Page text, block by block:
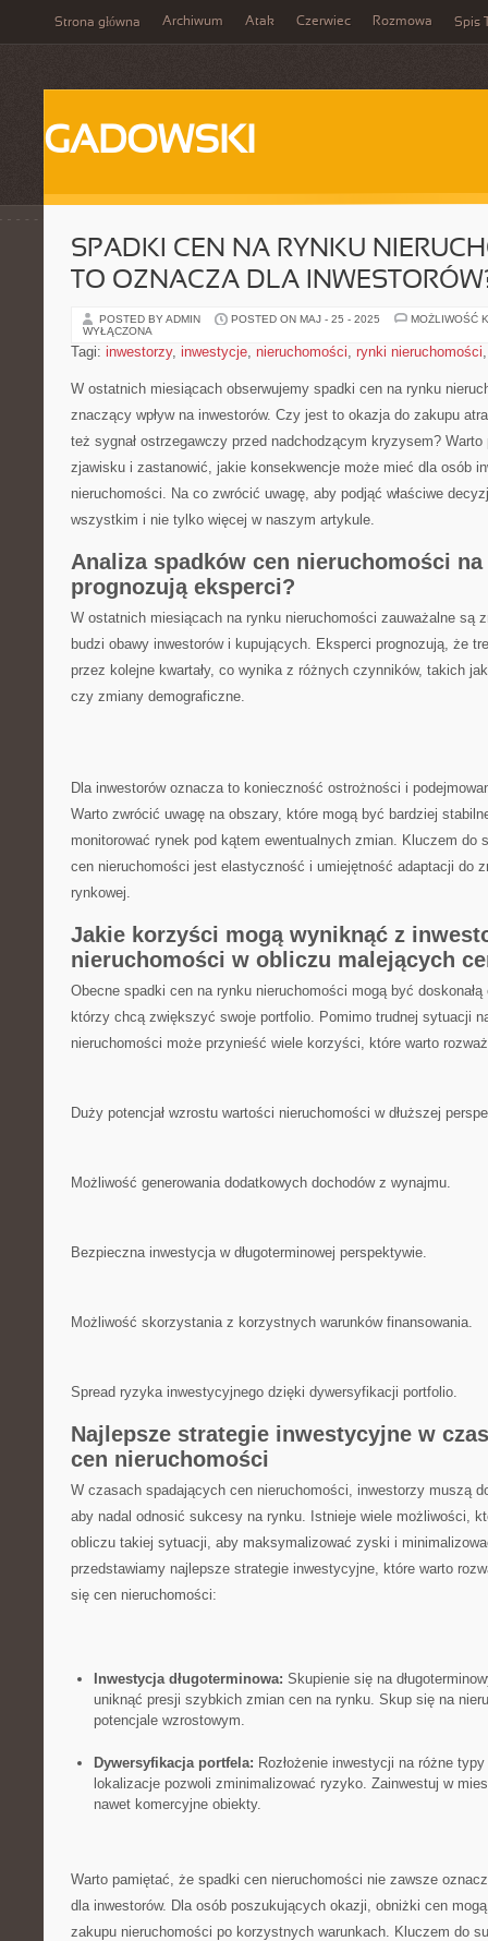
Strona główna Archiwum Atak Czerwiec Rozmowa Spis
GADOWSKI
SPADKI CEN NA RYNKU
TO OZNACZA DLA
POSTED BY ADMIN POSTED ON MAJ - 25 - 2025
MOŻLIWOŚĆ
WYŁĄCZONA
Tagi: inwestorzy, inwestycje, nieruchomości, rynki nieruchomości
W ostatnich miesiącach obserwujemy spadki cen⁣ na⁢ rynku⁢
znaczący wpływ ‍na‌ inwestorów. Czy jest to okazja do ⁣zakupu
też⁤ sygnał ostrzegawczy przed‍ nadchodzącym kryzysem?
‌zjawisku ‌i zastanowić, jakie konsekwencje może mieć dla osób
nieruchomości.​ Na co zwrócić uwagę, aby podjąć właściwe
‍wszystkim i nie tylko więcej w naszym‍ artykule.
Analiza ⁣spadków⁣ cen nieruchomości
prognozują⁣ eksperci?
W​ ostatnich miesiącach ‍na rynku nieruchomości zauważalne ​są
budzi obawy inwestorów i ⁢kupujących. Eksperci prognozują, ‍że
przez kolejne kwartały, co wynika z⁤ różnych ‍czynników,⁣ takich
czy zmiany demograficzne.
Dla inwestorów ⁢oznacza to ‍konieczność ostrożności i
Warto zwrócić uwagę na⁣ obszary, które ​mogą być bardziej⁢
monitorować rynek ⁤pod⁢ kątem ⁤ewentualnych zmian. Kluczem do
cen nieruchomości jest ‍elastyczność i umiejętność adaptacji do
rynkowej.
Jakie korzyści ⁢mogą wyniknąć z
⁤nieruchomości w obliczu ​malejących
Obecne spadki ⁣cen na ⁤rynku‍ nieruchomości mogą​ być
którzy chcą zwiększyć swoje portfolio.⁢ Pomimo trudnej sytuacji⁤
nieruchomości może przynieść wiele korzyści, które warto⁣
Duży potencjał wzrostu⁣ wartości nieruchomości w ​dłuższej
Możliwość generowania‌ dodatkowych dochodów ⁢z wynajmu.
Bezpieczna ‌inwestycja w długoterminowej perspektywie.
Możliwość skorzystania z korzystnych warunków finansowania.
Spread ryzyka inwestycyjnego dzięki dywersyfikacji portfolio.
Najlepsze strategie inwestycyjne w
cen‍ nieruchomości
W‍ czasach spadających⁤ cen nieruchomości, inwestorzy muszą
aby nadal odnosić sukcesy ⁤na rynku. Istnieje ⁣wiele ⁢możliwości,
obliczu takiej sytuacji, aby maksymalizować zyski i⁣
przedstawiamy najlepsze ⁣strategie inwestycyjne, które warto
się cen⁢ nieruchomości:
Inwestycja długoterminowa: Skupienie się na
⁤uniknąć presji szybkich‌ zmian cen na rynku. Skup się na
potencjale⁢ wzrostowym.
Dywersyfikacja‌ portfela: Rozłożenie inwestycji na⁢ różne
lokalizacje⁤ pozwoli‍ zminimalizować⁤ ryzyko. Zainwestuj w
nawet komercyjne⁤ obiekty.
Warto pamiętać, że ​spadki cen​ nieruchomości ⁤nie zawsze
‍dla inwestorów. Dla osób​ poszukujących okazji, obniżki cen⁤
zakupu nieruchomości po⁣ korzystnych ‍warunkach.‌ Kluczem ‍do